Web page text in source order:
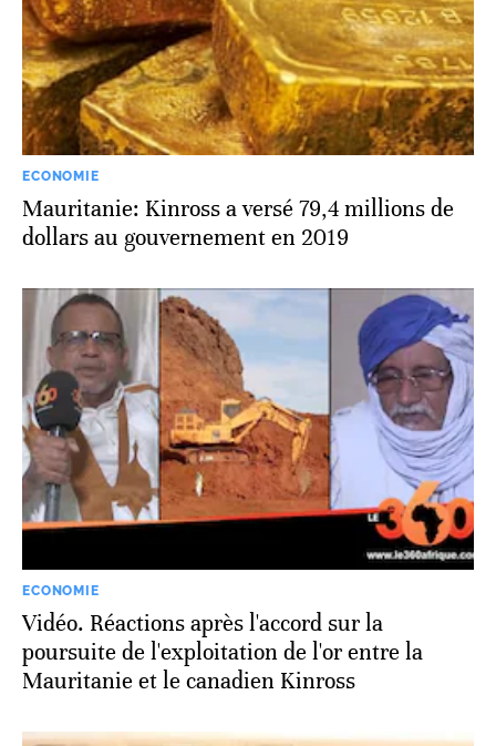
ECONOMIE
Mauritanie: Kinross a versé 79,4 millions de
dollars au gouvernement en 2019
ECONOMIE
Vidéo. Réactions après l'accord sur la
poursuite de l'exploitation de l'or entre la
Mauritanie et le canadien Kinross